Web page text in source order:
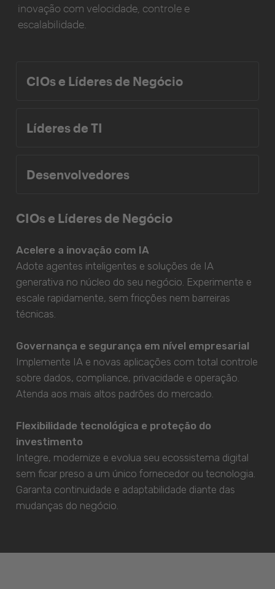
inovação com velocidade, controle e
escalabilidade.
CIOs e Líderes de Negócio
Líderes de TI
Desenvolvedores
CIOs e Líderes de Negócio
Acelere a inovação com IA
Adote agentes inteligentes e soluções de IA
generativa no núcleo do seu negócio. Experimente e
escale rapidamente, sem fricções nem barreiras
técnicas.
Governança e segurança em nível empresarial
Implemente IA e novas aplicações com total controle
sobre dados, compliance, privacidade e operação.
Atenda aos mais altos padrões do mercado.
Flexibilidade tecnológica e proteção do
investimento
Integre, modernize e evolua seu ecossistema digital
sem ficar preso a um único fornecedor ou tecnologia.
Garanta continuidade e adaptabilidade diante das
mudanças do negócio.